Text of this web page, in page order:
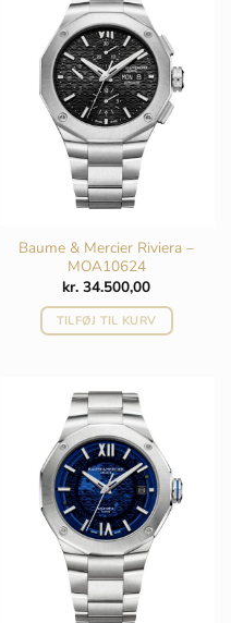
Baume & Mercier Riviera –
MOA10624
kr. 34.500,00
TILFØJ TIL KURV